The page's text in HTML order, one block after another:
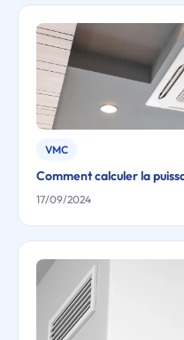
VMC
Comment calculer la
17/09/2024